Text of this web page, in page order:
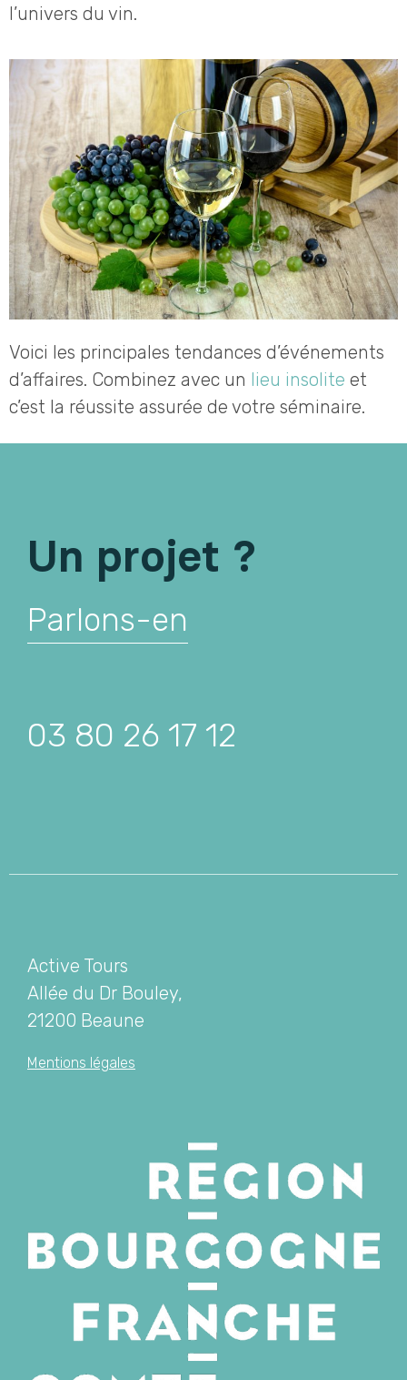
l’univers du vin.
Voici les principales tendances d’événements
d’affaires. Combinez avec un lieu insolite et
c’est la réussite assurée de votre séminaire.
Un projet ?
Parlons-en
03 80 26 17 12
Active Tours
Allée du Dr Bouley,
21200 Beaune
Mentions légales